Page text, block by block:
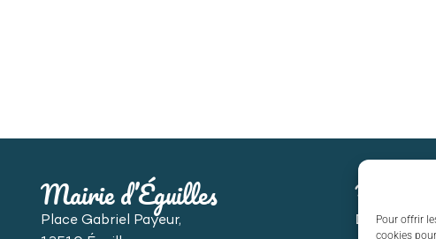
Pour offrir
cookies
Mairie d’Éguilles
Place Gabriel Payeur,
Du lundi